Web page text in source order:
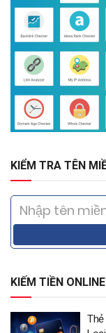
KIỂM TRA TÊN
KIẾM TIỀN ONLINE